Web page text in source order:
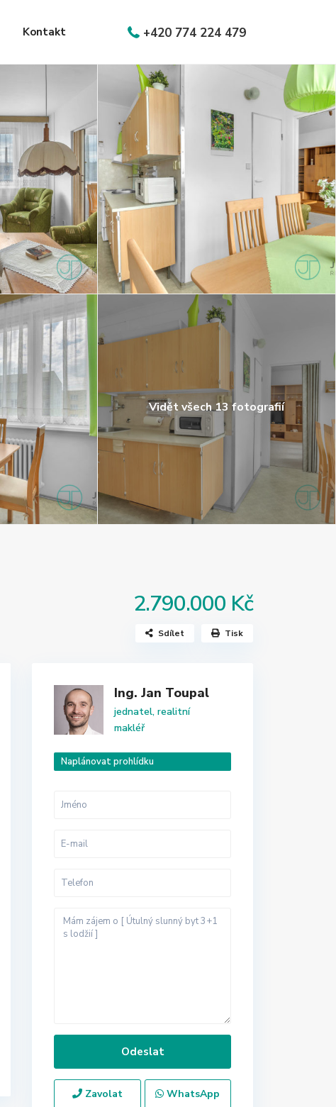
+420 774 224 479
Kontakt
Vidět všech 13 fotografií
2.790.000 Kč
Sdílet Tisk
Ing. Jan Toupal
jednatel, realitní
makléř
Naplánovat prohlídku
Zavolat WhatsApp